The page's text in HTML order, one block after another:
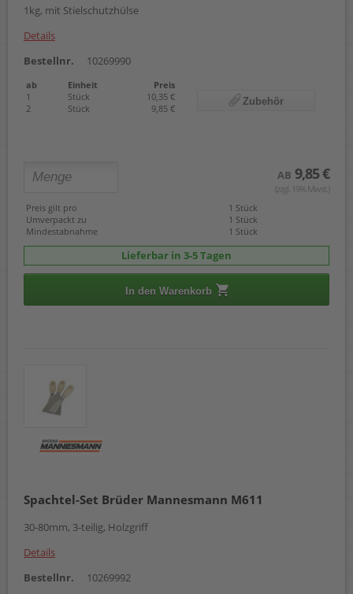
1kg, mit Stielschutzhülse
Details
Bestellnr.
10269990
ab Einheit
Preis
1
Stück
10,35 €
2
Stück 9,85 €
Zubehör
AB 9,85 €
(zzgl. 19% Mwst.)
Preis gilt pro
1 Stück
Umverpackt zu
1 Stück
Mindestabnahme
1 Stück
Lieferbar in 3-5 Tagen
In den Warenkorb
Spachtel-Set Brüder Mannesmann M611
30-80mm, 3-teilig, Holzgriff
Details
Bestellnr.
10269992